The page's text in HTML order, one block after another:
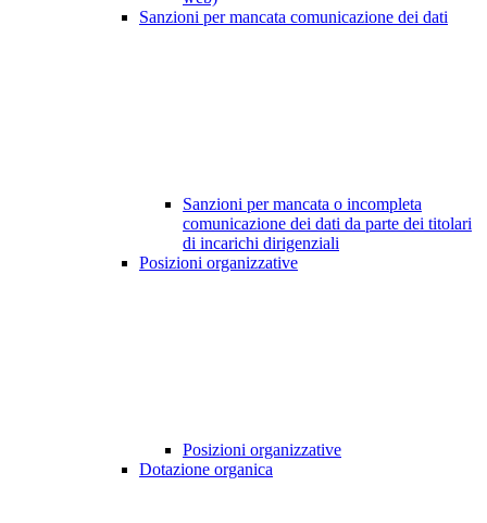
Sanzioni per mancata comunicazione dei dati
Sanzioni per mancata o incompleta
comunicazione dei dati da parte dei titolari
di incarichi dirigenziali
Posizioni organizzative
Posizioni organizzative
Dotazione organica